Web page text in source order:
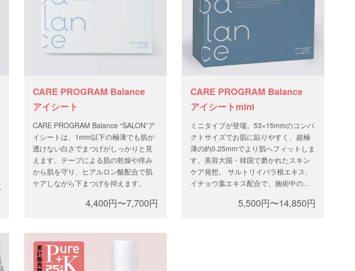
CARE PROGRAM Balance
アイシート
CARE PROGRAM Balance “SALON”ア
イシートは、1mm以下の極薄でも肌が
透けない白さでまつげがしっかりと見
えます。テープによる肌の乾燥や痒み
から肌を守り、ヒアルロン酸配合で肌
ケアしながら下まつげを抑えます。
4,400円〜7,700円
CARE PROGRAM Balance
アイシートmini
ミニタイプが登場。53×15mmのコンパ
クトサイズでお肌に貼りやすく、超極
薄の約0.25mmでより肌へフィットしま
す。美容大国・韓国で磨かれたスキン
ケア発想。 サルトリイバラ根エキス、
イチョウ葉エキス配合で、施術中のお
5,500円〜14,850円